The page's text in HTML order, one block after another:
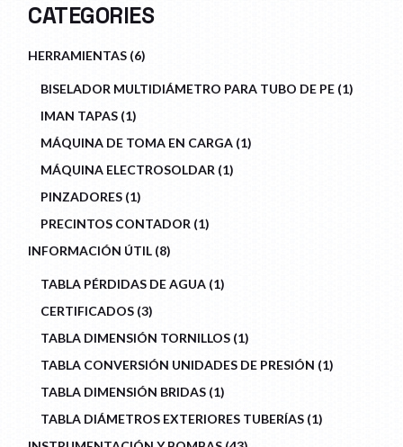
CATEGORIES
HERRAMIENTAS 66
PRODUCTS
BISELADOR MULTIDIÁMETRO PARA TUBO DE PE 11
IMAN TAPAS 11
PRODUCT
MÁQUINA DE TOMA EN CARGA 11
PRODUCT
MÁQUINA ELECTROSOLDAR 11
PRODUCT
PINZADORES 11
PRODUCT
PRECINTOS CONTADOR 11
PRODUCT
INFORMACIÓN ÚTIL 88
PRODUCTS
TABLA PÉRDIDAS DE AGUA 11
PRODUCT
CERTIFICADOS 33
PRODUCTS
TABLA DIMENSIÓN TORNILLOS 11
PRODUCT
TABLA CONVERSIÓN UNIDADES DE PRESIÓN 11
PRODUCT
TABLA DIMENSIÓN BRIDAS 11
PRODUCT
TABLA DIÁMETROS EXTERIORES TUBERÍAS 11
PRODUCT
43